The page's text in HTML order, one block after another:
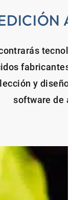
y
software de